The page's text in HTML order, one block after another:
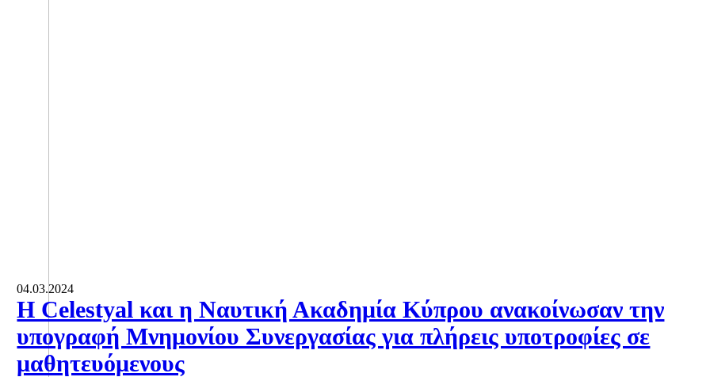
04.03.2024
Η Celestyal και η Ναυτική Ακαδημία Κύπρου ανακοίνωσαν την
υπογραφή Μνημονίου Συνεργασίας για πλήρεις υποτροφίες σε
μαθητευόμενους